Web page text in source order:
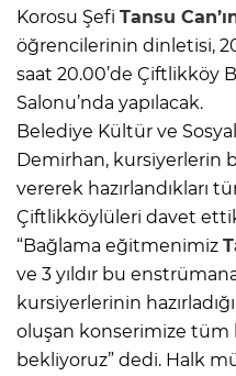
Korosu Şefi Tansu
öğrencilerinin dinletisi,
saat 20.00’de Çiftlikköy
Salonu’nda yapılacak.
Belediye Kültür ve
Demirhan, kursiyerlerin
vererek hazırlandıkları
Çiftlikköylüleri davet
“Bağlama eğitmenimiz
ve 3 yıldır bu
kursiyerlerinin
oluşan konserimize tüm
bekliyoruz” dedi. Halk